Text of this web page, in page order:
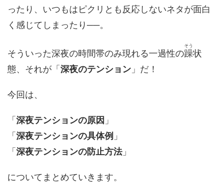
ったり、いつもはピクリとも反応しないネタが面白
く感じてしまったり──。
そういった深夜の時間帯のみ現れる一過性の躁
そう
状
態、それが「 深夜のテンション 」だ！
今回は、
「 深夜テンションの原因 」
「 深夜テンションの具体例 」
「 深夜テンションの防止方法」
についてまとめていきます。